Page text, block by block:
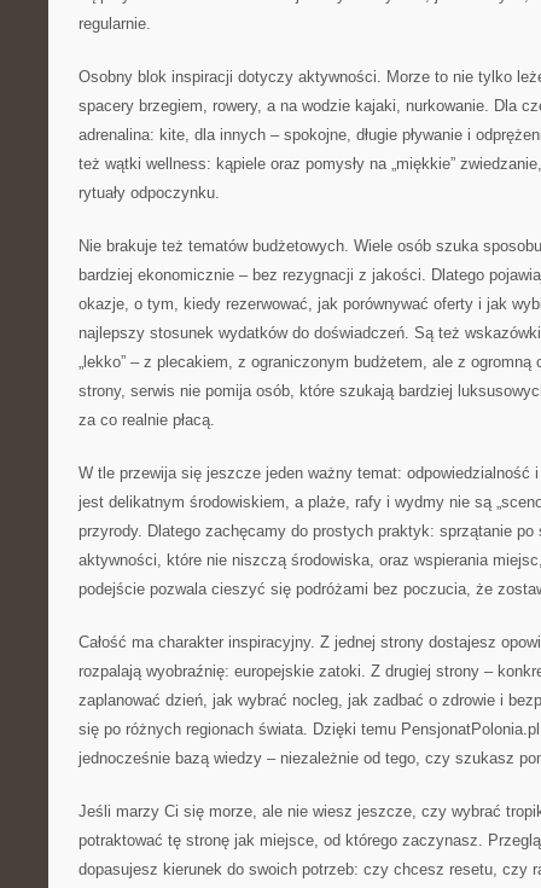
regularnie.
Osobny blok inspiracji dotyczy aktywności. Morze to nie tylko
spacery brzegiem, rowery, a na wodzie kajaki, nurkowanie. Dla
adrenalina: kite, dla innych – spokojne, długie pływanie i
też wątki wellness: kąpiele oraz pomysły na „miękkie”
rytuały odpoczynku.
Nie brakuje też tematów budżetowych. Wiele osób szuka
bardziej ekonomicznie – bez rezygnacji z jakości. Dlatego
okazje, o tym, kiedy rezerwować, jak porównywać oferty i jak
najlepszy stosunek wydatków do doświadczeń. Są też
„lekko” – z plecakiem, z ograniczonym budżetem, ale z
strony, serwis nie pomija osób, które szukają bardziej
za co realnie płacą.
W tle przewija się jeszcze jeden ważny temat: odpowiedzialność
jest delikatnym środowiskiem, a plaże, rafy i wydmy nie są
przyrody. Dlatego zachęcamy do prostych praktyk: sprzątanie po
aktywności, które nie niszczą środowiska, oraz wspierania
podejście pozwala cieszyć się podróżami bez poczucia, że
Całość ma charakter inspiracyjny. Z jednej strony dostajesz
rozpalają wyobraźnię: europejskie zatoki. Z drugiej strony –
zaplanować dzień, jak wybrać nocleg, jak zadbać o zdrowie i
się po różnych regionach świata. Dzięki temu
jednocześnie bazą wiedzy – niezależnie od tego, czy szukasz
Jeśli marzy Ci się morze, ale nie wiesz jeszcze, czy wybrać
potraktować tę stronę jak miejsce, od którego zaczynasz.
dopasujesz kierunek do swoich potrzeb: czy chcesz resetu, czy